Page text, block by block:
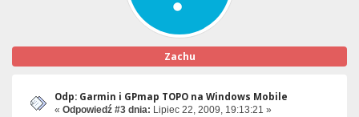
Zachu
Odp: Garmin i GPmap TOPO na Windows Mobile
« Odpowiedź #3 dnia: Lipiec 22, 2009, 19:13:21 »